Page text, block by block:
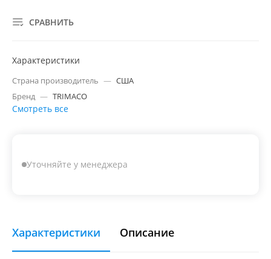
СРАВНИТЬ
Характеристики
Страна производитель — США
Бренд — TRIMACO
Смотреть все
Уточняйте у менеджера
Характеристики Описание